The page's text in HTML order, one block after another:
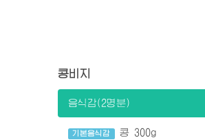
콩비지
음식감(2명분)
기본음식감 콩 300g